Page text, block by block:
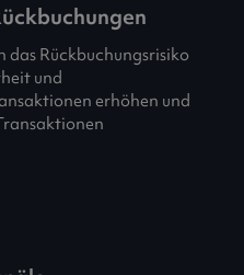
Rückbuchungsrisiko
und
erhöhen und